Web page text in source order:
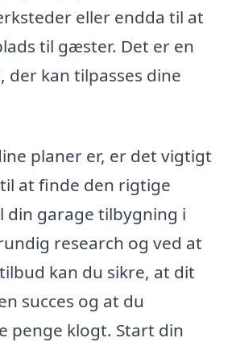
eller endda til at
til gæster. Det er en
der kan tilpasses dine
planer er, er det vigtigt
at finde den rigtige
garage tilbygning i
research og ved at
kan du sikre, at dit
succes og at du
penge klogt. Start din